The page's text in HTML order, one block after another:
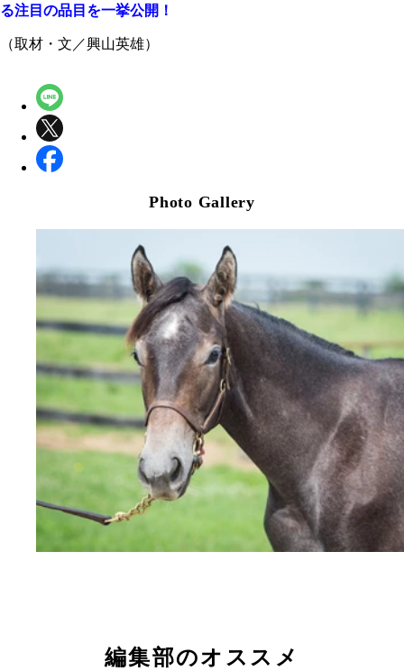
る注目の品目を一挙公開！
（取材・文／興山英雄）
Photo Gallery
編集部のオススメ